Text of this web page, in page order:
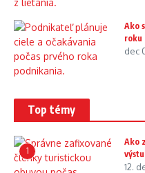
Ako
roku
dec
Top témy
1
Ako
12.